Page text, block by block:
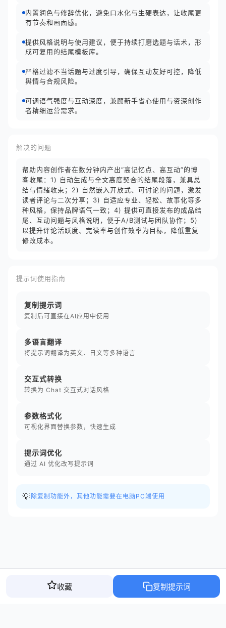
内置润色与修辞优化，避免口水化与生硬表达，让收尾更
有节奏和画面感。
提供风格说明与使用建议，便于持续打磨选题与话术，形
成可复用的结尾模板库。
严格过滤不当话题与过度引导，确保互动友好可控，降低
舆情与合规风险。
可调语气强度与互动深度，兼顾新手省心使用与资深创作
者精细运营需求。
解决的问题
帮助内容创作者在数分钟内产出“高记忆点、高互动”的博
客收尾：1) 自动生成与全文高度契合的结尾段落，兼具总
结与情绪收束；2) 自然嵌入开放式、可讨论的问题，激发
读者评论与二次分享；3) 自适应专业、轻松、故事化等多
种风格，保持品牌语气一致；4) 提供可直接发布的成品结
尾、互动问题与风格说明，便于A/B测试与团队协作；5)
以提升评论活跃度、完读率与创作效率为目标，降低重复
修改成本。
提示词使用指南
复制提示词
复制后可直接在AI应用中使用
多语言翻译
将提示词翻译为英文、日文等多种语言
交互式转换
转换为 Chat 交互式对话风格
参数格式化
可视化界面替换参数，快速生成
提示词优化
通过 AI 优化改写提示词
💡 除复制功能外，其他功能需要在电脑PC端使用
收藏 复制提示词